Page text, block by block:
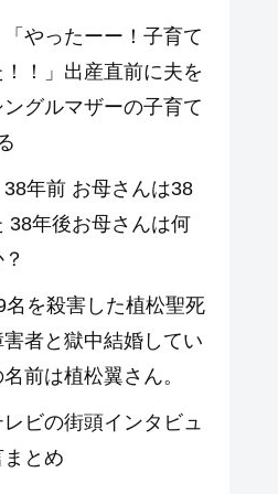
「やったーー！子育て
！」出産直前に夫を
グルマザーの子育て
38年前 お母さんは38
38年後お母さんは何
名を殺害した植松聖死
者と獄中結婚してい
前は植松翼さん。
ビの街頭インタビュ
とめ